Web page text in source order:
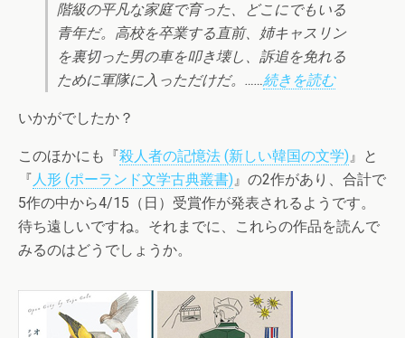
階級の平凡な家庭で育った、どこにでもいる
青年だ。高校を卒業する直前、姉キャスリン
を裏切った男の車を叩き壊し、訴追を免れる
ために軍隊に入っただけだ。……続きを読む
いかがでしたか？
このほかにも『殺人者の記憶法 (新しい韓国の文学)』と
『人形 (ポーランド文学古典叢書)』の2作があり、合計で
5作の中から4/15（日）受賞作が発表されるようです。
待ち遠しいですね。それまでに、これらの作品を読んで
みるのはどうでしょうか。